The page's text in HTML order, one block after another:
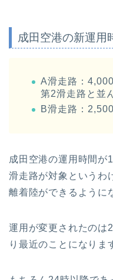
成田空港の新運用
A滑走路：
第2滑走路と並
B滑走路：
成田空港の運用時間が
滑走路が対象というわ
離着陸ができるように
運用が変更されたのは
り最近のことになりま